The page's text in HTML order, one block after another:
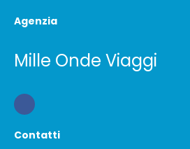
Agenzia
Mille Onde Viaggi
Contatti